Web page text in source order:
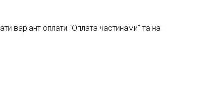
варіант оплати "Оплата частинами" та на